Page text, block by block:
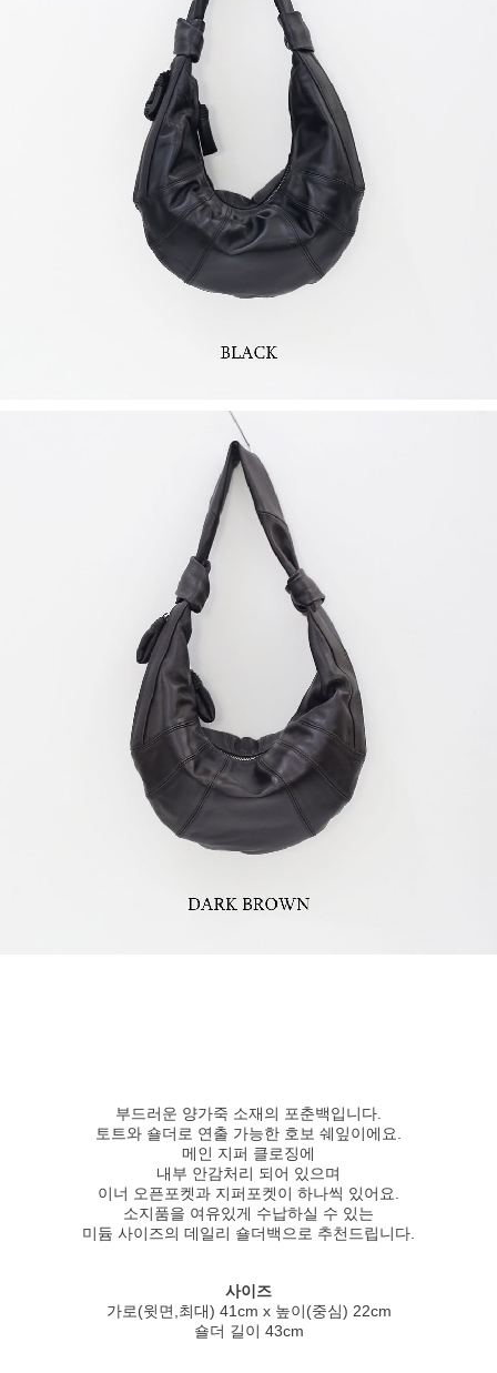
부드러운 양가죽 소재의 포춘백입니다.
토트와 숄더로 연출 가능한 호보 쉐잎이에요.
메인 지퍼 클로징에
내부 안감처리 되어 있으며
이너 오픈포켓과 지퍼포켓이 하나씩 있어요.
소지품을 여유있게 수납하실 수 있는
미듐 사이즈의 데일리 숄더백으로 추천드립니다.
사이즈
가로(윗면,최대) 41cm x 높이(중심) 22cm
숄더 길이 43cm